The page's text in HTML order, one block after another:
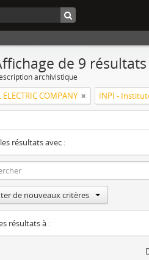
de 9 résultats
archivistique
ELECTRIC COMPANY
résultats avec :
de nouveaux critères
résultats à :